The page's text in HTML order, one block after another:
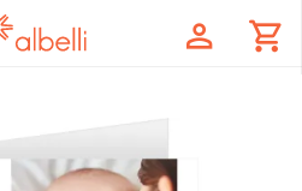
profile shopping_cart